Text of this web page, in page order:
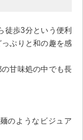
徒歩3分という便利
ぷりと和の趣を感
甘味処の中でも長
のようなビジュア